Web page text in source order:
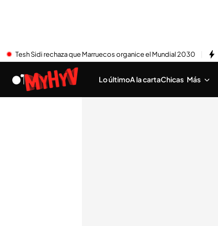
Tesh Sidi rechaza que Marruecos organice el Mundial 2030
Lo últimoA la cartaChicas Más